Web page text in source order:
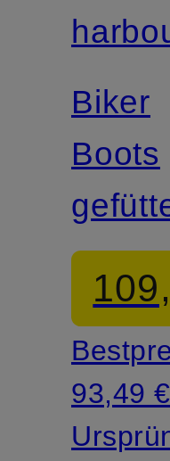
Biker
Boots
93,49 €